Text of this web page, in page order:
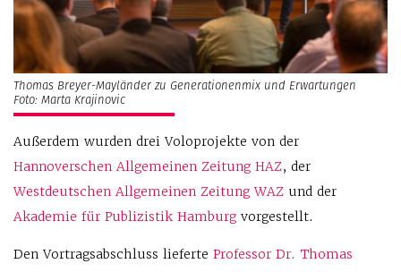
Thomas Breyer-Mayländer zu Generationenmix und Erwartungen
Foto: Marta Krajinovic
Außerdem wurden drei Voloprojekte von der
Hannoverschen Allgemeinen Zeitung HAZ, der
Westdeutschen Allgemeinen Zeitung WAZ und der
Akademie für Publizistik Hamburgvorgestellt.
Den Vortragsabschluss lieferte Professor Dr. Thomas